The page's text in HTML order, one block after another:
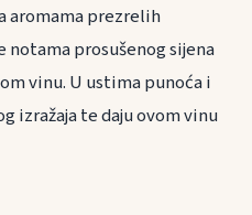
aromama prezrelih
prosušenog sijena
vinu. U ustima punoća i
izražaja te daju ovom vinu